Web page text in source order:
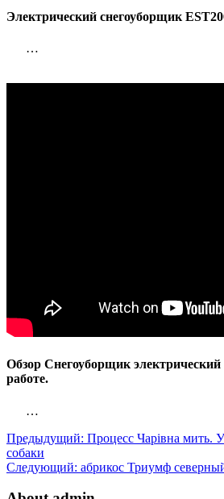
Электрический снегоуборщик
…
Обзор Снегоуборщик
работе.
…
Предыдущий: Процесс Чарівна мить.
собаки
Следующий: абрикос Триумф